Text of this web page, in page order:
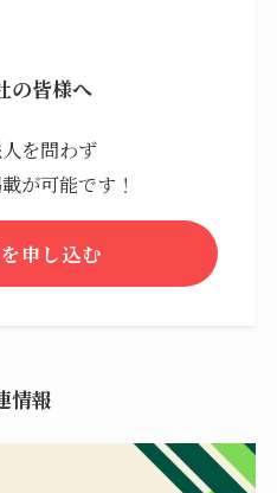
の皆様へ
を問わず
が可能です！
申し込む
情報